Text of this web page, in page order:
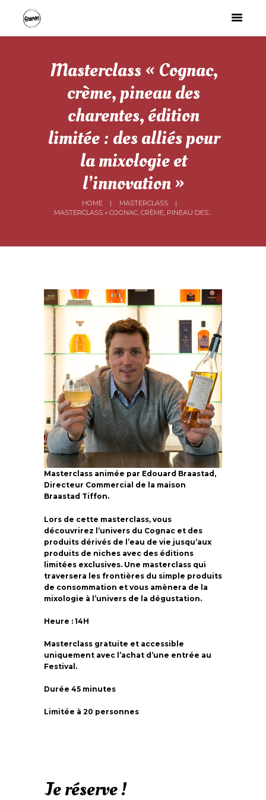
Masterclass « Cognac,
crème, pineau des
charentes, édition
limitée : des alliés pour
la mixologie et
l’innovation »
HOME
MASTERCLASS
MASTERCLASS « COGNAC, CRÈME, PINEAU DES...
Masterclass animée par Edouard Braastad,
Directeur Commercial de la maison
Braastad Tiffon.
Lors de cette masterclass, vous
découvrirez l’univers du Cognac et des
produits dérivés de l’eau de vie jusqu’aux
produits de niches avec des éditions
limitées exclusives. Une masterclass qui
traversera les frontières du simple produits
de consommation et vous amènera de la
mixologie à l’univers de la dégustation.
Heure : 14H
Masterclass gratuite et accessible
uniquement avec l’achat d’une entrée au
Festival.
Durée 45 minutes
Limitée à 20 personnes
Je réserve !